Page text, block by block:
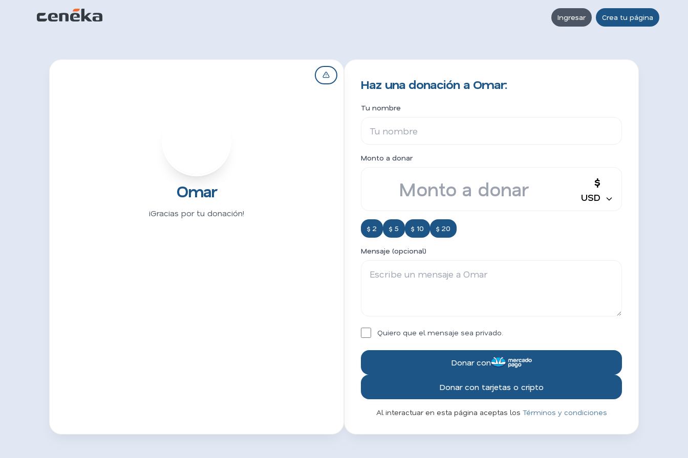
Ingresar Crea tu página
Omar
¡Gracias por tu donación!
Haz una donación a Omar:
Tu nombre
Monto a donar
$
USD
$ 2 $ 5 $ 10 $ 20
Mensaje (opcional)
Quiero que el mensaje sea privado.
Donar con
Donar con tarjetas o cripto
Al interactuar en esta página aceptas los Términos y condiciones